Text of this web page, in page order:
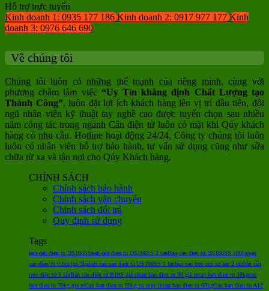
Hỗ trợ trực tuyến
Kinh doanh 1: 0935 177 186 Kinh doanh 2: 0917 977 177 Kinh
doanh 3: 0976 646 690
Về chúng tôi
Chúng tôi luôn có những thế mạnh của riêng mình, cùng với
phương châm làm việc “Uy Tín khẳng định Chất Lượng tạo
Thành Công”, luôn đặt lợi ích khách hàng lên vị trí đầu tiên, đội
ngũ nhân viên kỹ thuật tay nghề cao được tuyển chọn sau nhiều
năm công tác trong ngành Cân điện tử luôn có mặt khi Qúy khách
hàng có nhu cầu. Hotline hoạt động 24/24, Công ty chúng tôi luôn
luôn có nhân viên hỗ trợ bảo hành, tư vấn sử dụng cũng như sửa
chữa từ xa và tận nơi cho Qúy Khách hàng.
CHÍNH SÁCH
Chính sách bảo hành
Chính sách vận chuyển
Chính sách đổi trả
Quy định sử dụng
Tags
ban can dien tu DS166SSban can dien tu DS166SS 2 tanBan can dien tu DS166SS 500kgban
can dien tu vibra tps 3kgban can san dien tu DS166SS 1 tanban can treo ocs xz aae 2 tanbán cân
treo điện tử 5 tấnBán cân điện tử B19S giá rẻcan ban dien tu 30 gia recan ban dien tu 30kgcan
ban dien tu 30kg gia reCan ban dien tu 50kg co may incan ban dien tu 60kgCan ban dien tu A12